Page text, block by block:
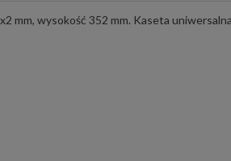
mm, wysokość 352 mm. Kaseta